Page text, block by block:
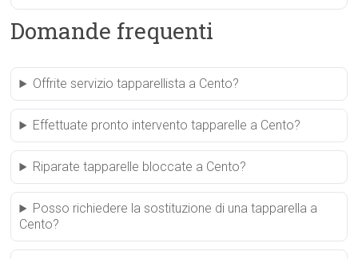
Domande frequenti
Offrite servizio tapparellista a Cento?
Effettuate pronto intervento tapparelle a Cento?
Riparate tapparelle bloccate a Cento?
Posso richiedere la sostituzione di una tapparella a
Cento?